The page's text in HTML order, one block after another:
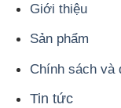
Giới thiệu
Sản phẩm
Chính sách và
Tin tức